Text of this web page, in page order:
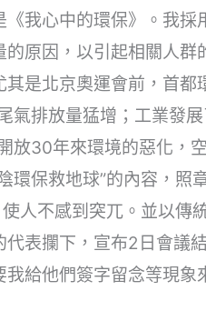
我心中的環保》。我
原因，以引起相關人
是北京奧運會前，首
氣排放量猛增；工業發
放30年來環境的惡化，
環保救地球”的內容，
人不感到突兀。並以
表攔下，宣布2日會議
給他們簽字留念等現象